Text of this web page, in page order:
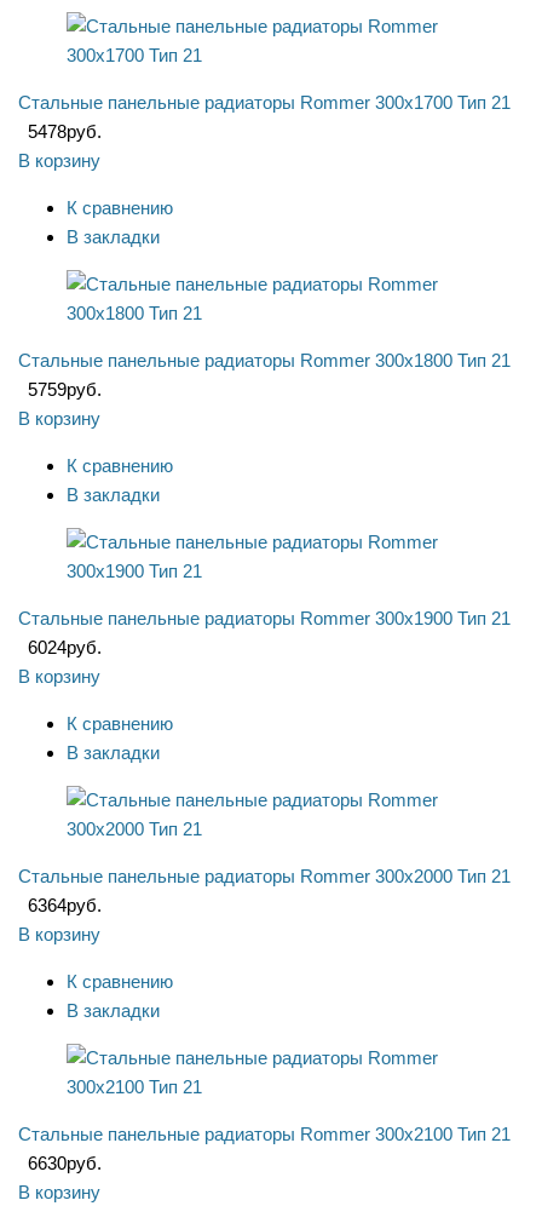
Стальные панельные радиаторы Rommer 300x1700 Тип 21
5478руб.
В корзину
К сравнению
В закладки
Стальные панельные радиаторы Rommer 300x1800 Тип 21
5759руб.
В корзину
К сравнению
В закладки
Стальные панельные радиаторы Rommer 300x1900 Тип 21
6024руб.
В корзину
К сравнению
В закладки
Стальные панельные радиаторы Rommer 300x2000 Тип 21
6364руб.
В корзину
К сравнению
В закладки
Стальные панельные радиаторы Rommer 300x2100 Тип 21
6630руб.
В корзину